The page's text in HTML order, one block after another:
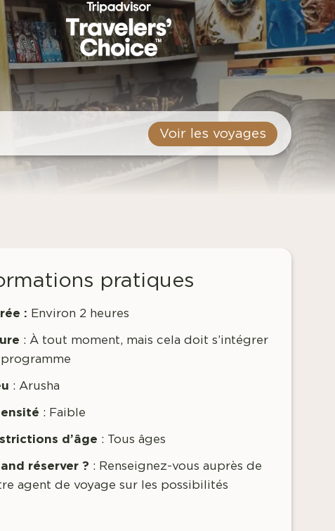
Voir les voyages
pratiques
: Environ 2 heures
: À tout moment, mais cela doit s’intégrer
: Arusha
: Faible
d’âge : Tous âges
réserver ? : Renseignez-vous auprès de
agent de voyage sur les possibilités